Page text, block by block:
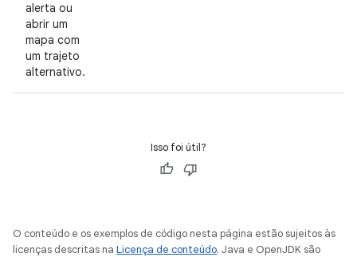
alerta ou
abrir um
mapa com
um trajeto
alternativo.
Isso foi útil?
O conteúdo e os exemplos de código nesta página estão sujeitos às
licenças descritas na Licença de conteúdo. Java e OpenJDK são